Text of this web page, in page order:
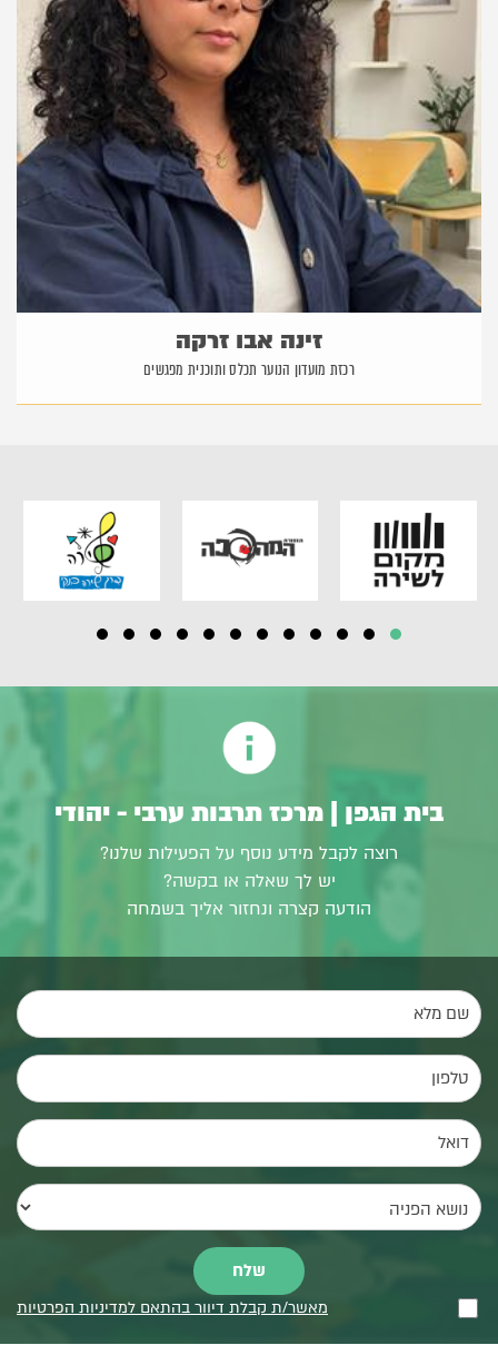
זינה אבו זרקה
רכזת מועדון הנוער תכלס ותוכנית מפגשים
בית הגפן | מרכז תרבות ערבי - יהודי
רוצה לקבל מידע נוסף על הפעילות שלנו?
יש לך שאלה או בקשה?
הודעה קצרה ונחזור אליך בשמחה
מאשר/ת קבלת דיוור בהתאם למדיניות הפרטיות